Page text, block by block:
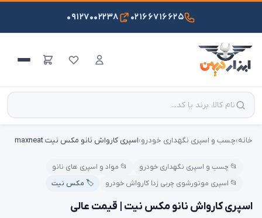
۰۲۱۶۶۷۱۶۶۲۵ ۰۹۱۲۷۰۰۲۲۳۸
خانه›چسب و اسپری نگهداری خودرو›اسپری کارواش نانو مکس نیت maxneat
📂 چسب و اسپری نگهداری خودرو
📂 مواد و اسپری های نانو
📂 اسپری موتورشوی چربی زدا کارواش خودرو
🏷️ مکس نیت
اسپری کارواش نانو مکس نیت | قیمت عالی